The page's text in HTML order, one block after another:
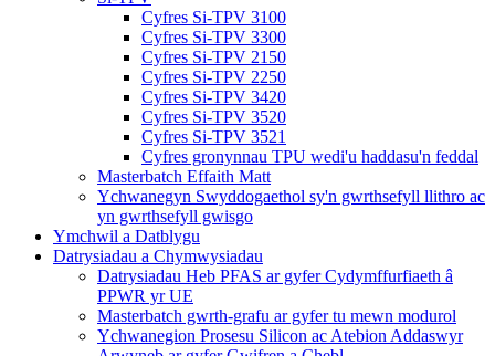
Cyfres Si-TPV 3100
Cyfres Si-TPV 3300
Cyfres Si-TPV 2150
Cyfres Si-TPV 2250
Cyfres Si-TPV 3420
Cyfres Si-TPV 3520
Cyfres Si-TPV 3521
Cyfres gronynnau TPU wedi'u haddasu'n feddal
Masterbatch Effaith Matt
Ychwanegyn Swyddogaethol sy'n gwrthsefyll llithro ac
yn gwrthsefyll gwisgo
Ymchwil a Datblygu
Datrysiadau a Chymwysiadau
Datrysiadau Heb PFAS ar gyfer Cydymffurfiaeth â
PPWR yr UE
Masterbatch gwrth-grafu ar gyfer tu mewn modurol
Ychwanegion Prosesu Silicon ac Atebion Addaswyr